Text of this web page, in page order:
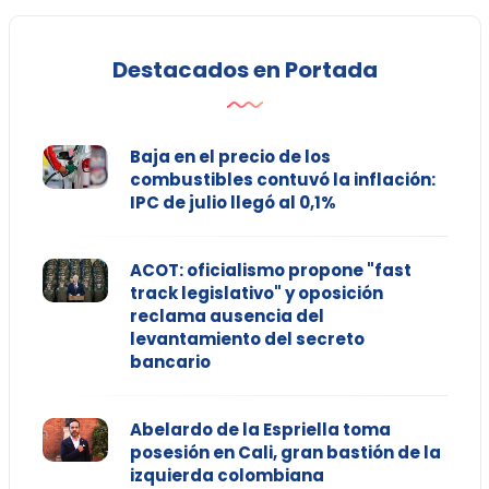
Destacados en Portada
Baja en el precio de los
combustibles contuvó la inflación:
IPC de julio llegó al 0,1%
ACOT: oficialismo propone "fast
track legislativo" y oposición
reclama ausencia del
levantamiento del secreto
bancario
Abelardo de la Espriella toma
posesión en Cali, gran bastión de la
izquierda colombiana